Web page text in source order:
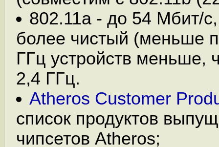
802.11а - до 54 Мбит/
более чистый (меньше
ГГц устройств меньше,
2,4 ГГц.
Atheros Customer
список продуктов
чипсетов Atheros;